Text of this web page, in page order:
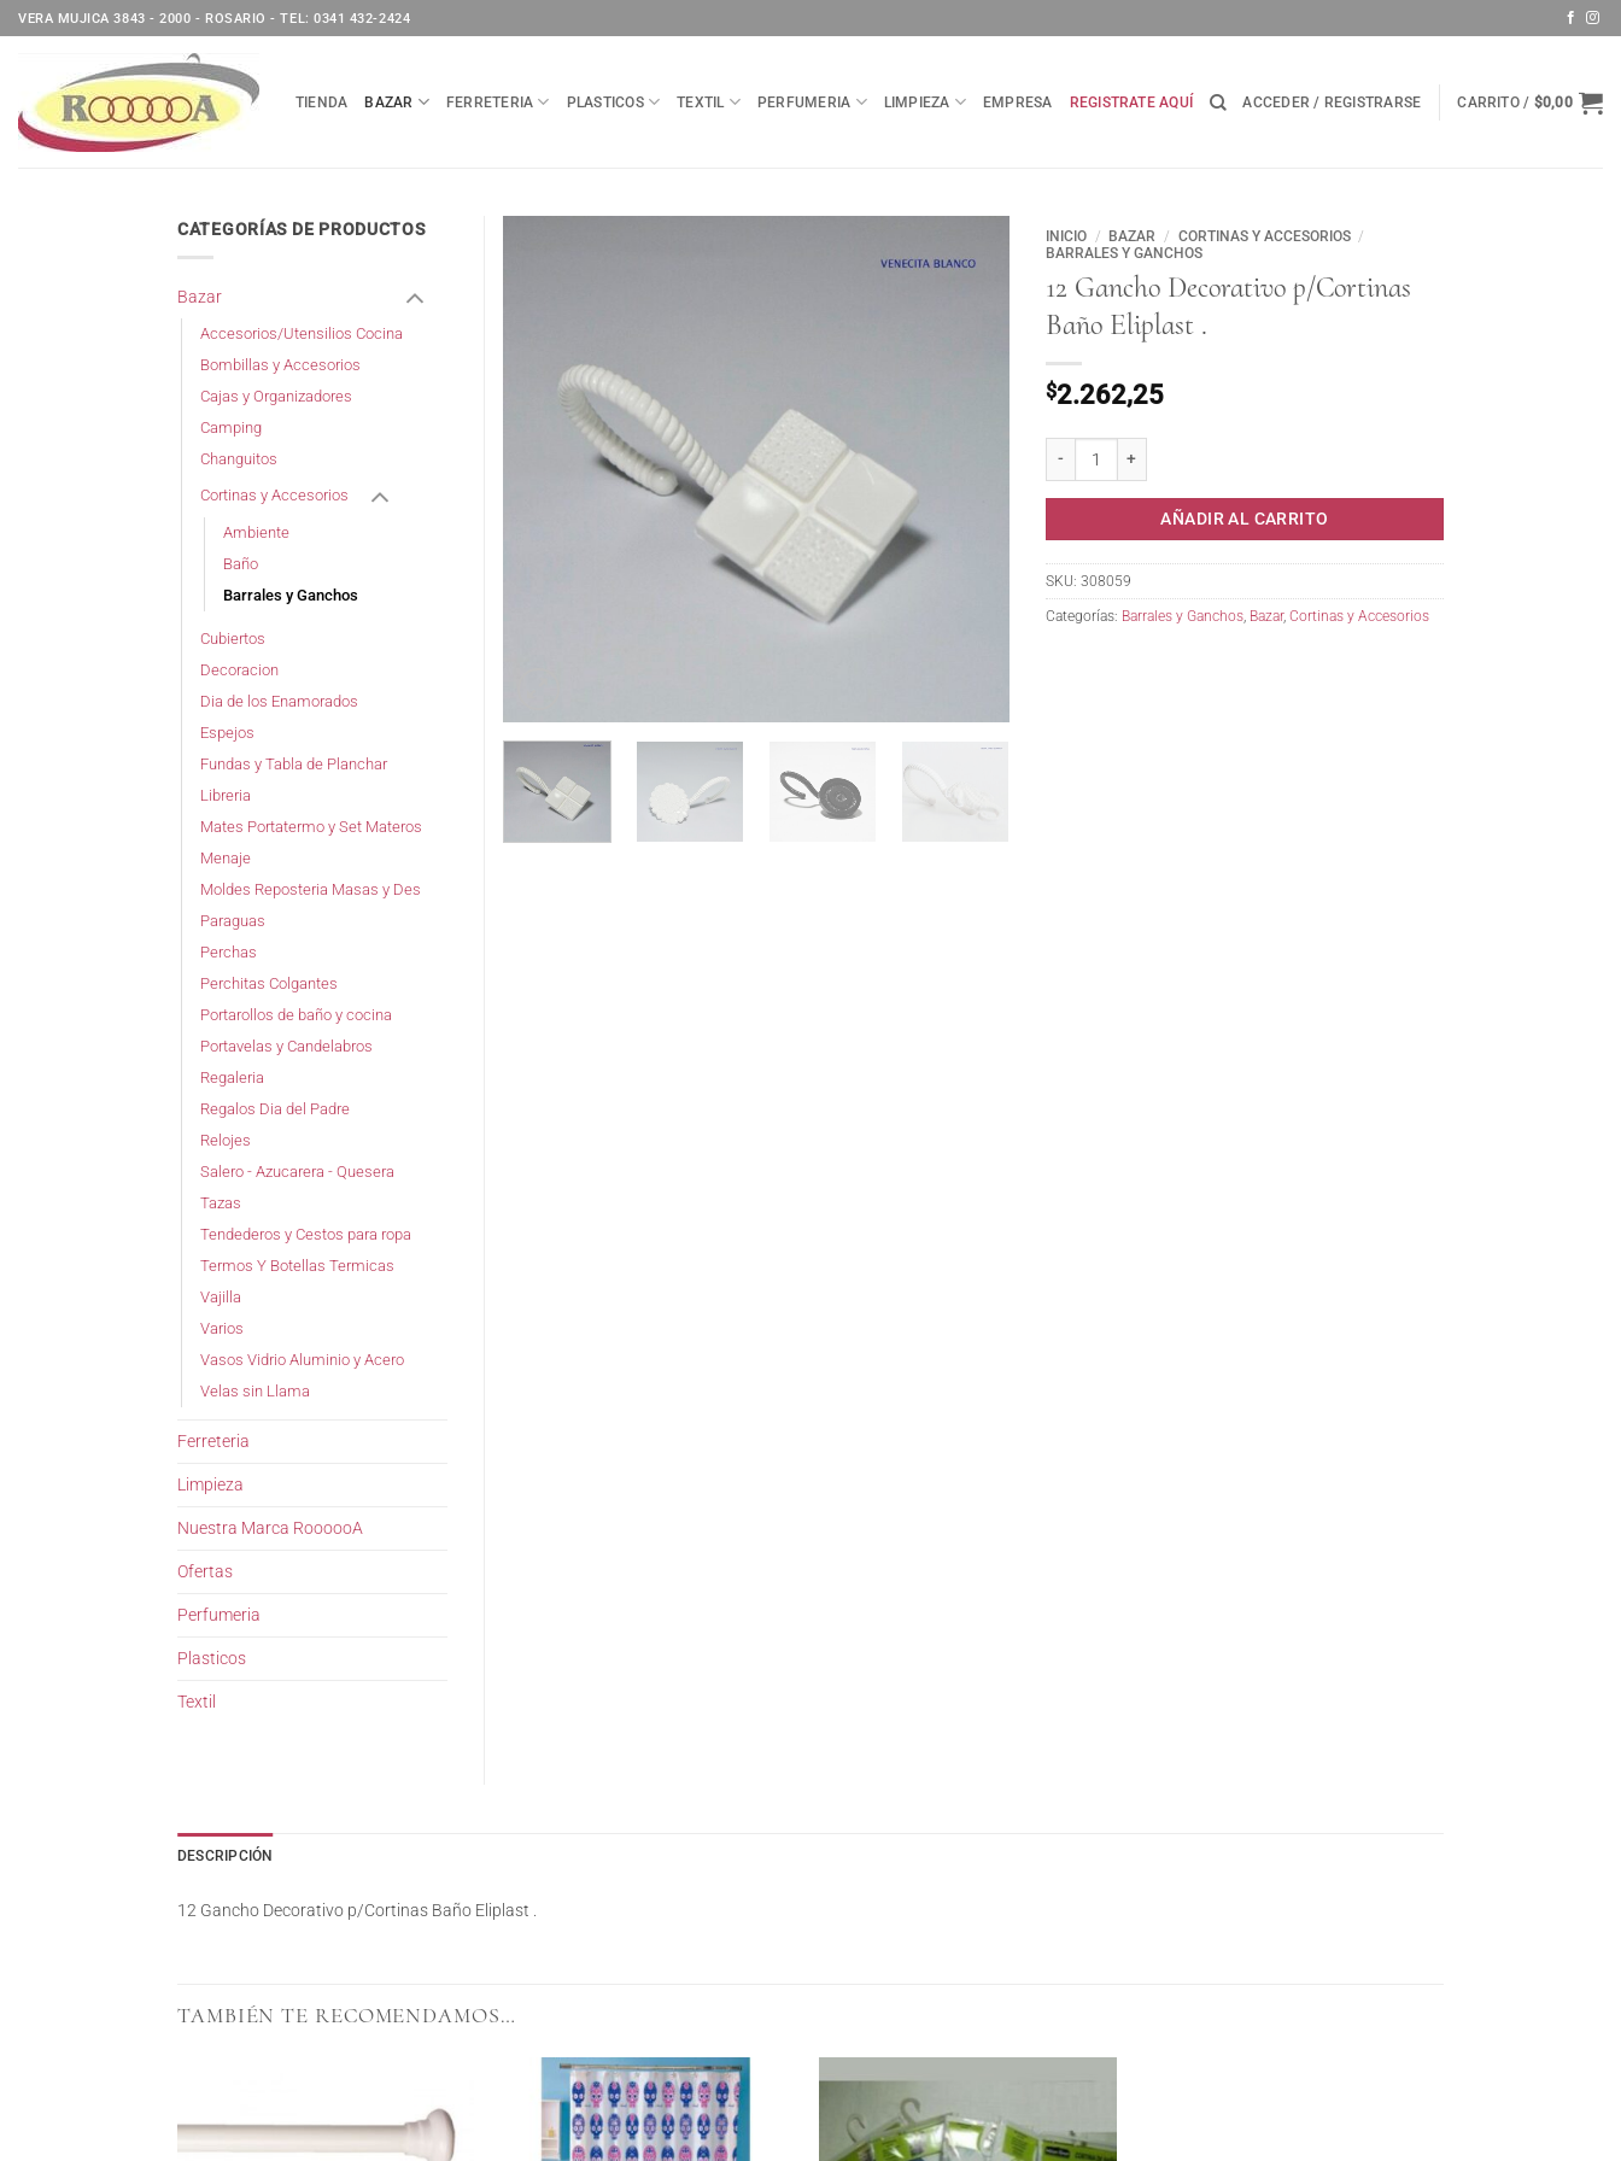
Saltar
al
VERA MUJICA 3843 - 2000 - ROSARIO - TEL: 0341 432-2424
TIENDA BAZAR FERRETERIA PLASTICOS TEXTIL PERFUMERIA LIMPIEZA EMPRESA REGISTRATE AQUÍ ACCEDER / REGISTRARSE CARRITO / $0,00
INICIO / BAZAR / CORTINAS Y ACCESORIOS /
BARRALES Y GANCHOS
12 Gancho Decorativo p/Cortinas
Baño Eliplast .
$2.262,25
AÑADIR AL CARRITO
SKU: 308059
Categorías: Barrales y Ganchos Bazar, Cortinas y Accesorios
CATEGORÍAS DE PRODUCTOS
Bazar
Accesorios/Utensilios Cocina
Bombillas y Accesorios
Cajas y Organizadores
Camping
Changuitos
Cortinas y Accesorios
Ambiente
Baño
Barrales y Ganchos
Cubiertos
Decoracion
Dia de los Enamorados
Espejos
Fundas y Tabla de Planchar
Libreria
Mates Portatermo y Set Materos
Menaje
Moldes Reposteria Masas y Des
Paraguas
Perchas
Perchitas Colgantes
Portarollos de baño y cocina
Portavelas y Candelabros
Regaleria
Regalos Dia del Padre
Relojes
Salero - Azucarera - Quesera
Tazas
Tendederos y Cestos para ropa
Termos Y Botellas Termicas
Vajilla
Varios
Vasos Vidrio Aluminio y Acero
Velas sin Llama
Ferreteria
Limpieza
Nuestra Marca RoooooA
Ofertas
Perfumeria
Plasticos
Textil
DESCRIPCIÓN
12 Gancho Decorativo p/Cortinas Baño Eliplast .
TAMBIÉN TE RECOMENDAMOS…